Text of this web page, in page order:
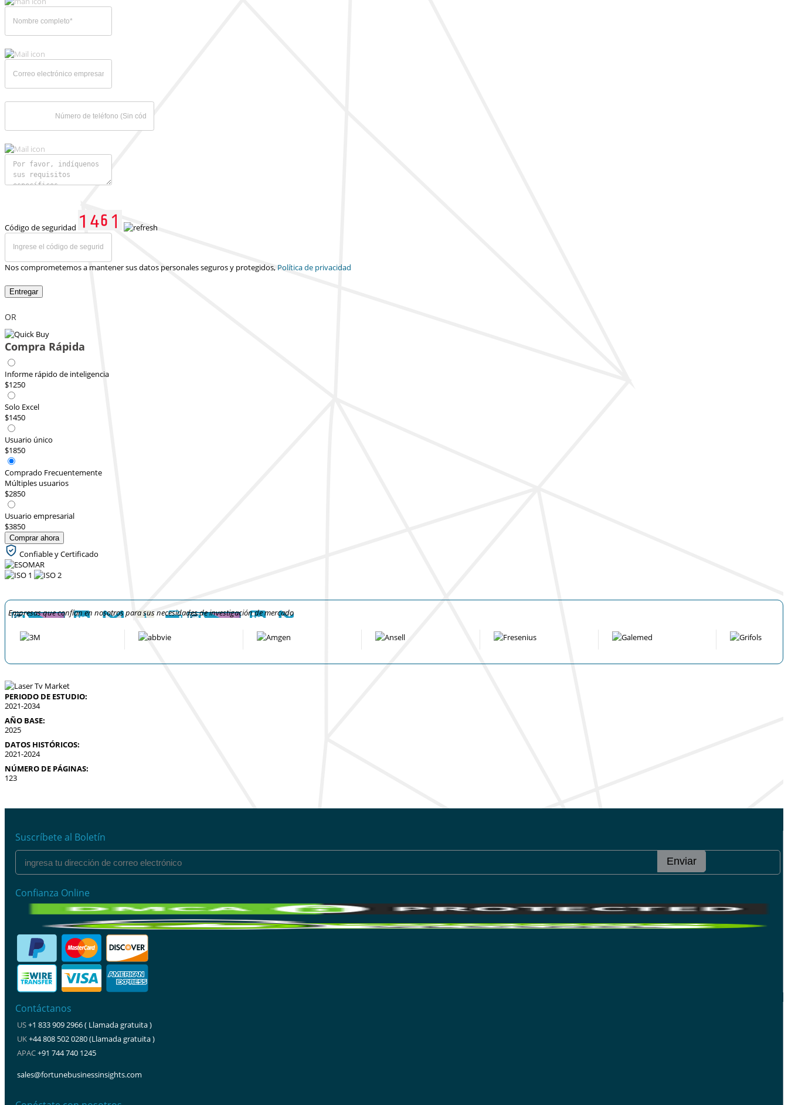
Código de seguridad
Nos comprometemos a mantener sus datos personales seguros y protegidos, Política de privacidad
Entregar
OR
Compra Rápida
Informe rápido de inteligencia
$1250
Solo Excel
$1450
Usuario único
$1850
Comprado Frecuentemente
Múltiples usuarios
$2850
Usuario empresarial
$3850
Comprar ahora
Confiable y Certificado
Empresas que confían en nosotros para sus necesidades de investigación de mercado
PERIODO DE ESTUDIO:
2021-2034
AÑO BASE:
2025
DATOS HISTÓRICOS:
2021-2024
NÚMERO DE PÁGINAS:
123
Suscríbete al Boletín
Enviar
Confianza Online
Contáctanos
US+1 833 909 2966 ( Llamada gratuita )
UK+44 808 502 0280 (Llamada gratuita )
APAC+91 744 740 1245
sales@fortunebusinessinsights.com